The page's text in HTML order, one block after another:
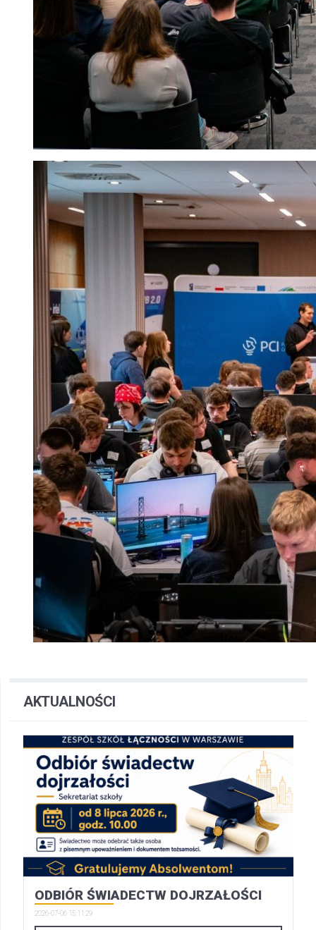
AKTUALNOŚCI
ODBIÓR ŚWIADECTW DOJRZAŁOŚCI
2026-07-06 15:11:29